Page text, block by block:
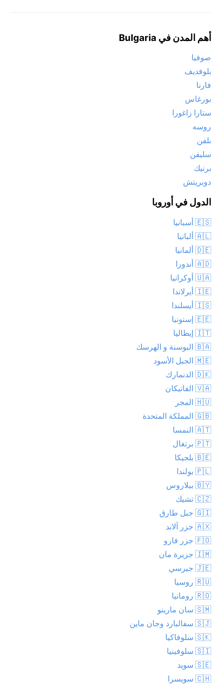
أهم المدن في Bulgaria
صوفيا
بلوفديف
فارنا
بورغاس
ستارا زاغورا
روسه
بلفن
سليفن
برنيك
دوبريتش
الدول في أوروبا
🇪🇸 أسبانيا
🇦🇱 ألبانيا
🇩🇪 ألمانيا
🇦🇩 أندورا
🇺🇦 أوكرانيا
🇮🇪 أيرلاندا
🇮🇸 أيسلندا
🇪🇪 إستونيا
🇮🇹 إيطاليا
🇧🇦 البوسنة و الهرسك
🇲🇪 الجبل الأسود
🇩🇰 الدنمارك
🇻🇦 الفاتيكان
🇭🇺 المجر
🇬🇧 المملكة المتحدة
🇦🇹 النمسا
🇵🇹 برتغال
🇧🇪 بلجيكا
🇵🇱 بولندا
🇧🇾 بيلاروس
🇨🇿 تشيك
🇬🇮 جبل طارق
🇦🇽 جزر آلاند
🇫🇴 جزر فارو
🇮🇲 جزيرة مان
🇯🇪 جيرسي
🇷🇺 روسيا
🇷🇴 رومانيا
🇸🇲 سان مارينو
🇸🇯 سفالبارد وجان ماين
🇸🇰 سلوفاكيا
🇸🇮 سلوفينيا
🇸🇪 سويد
🇨🇭 سويسرا